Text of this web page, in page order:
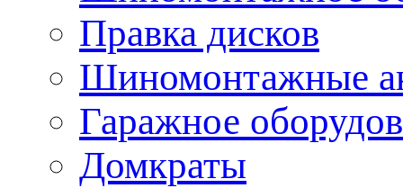
Правка дисков
Шиномонтажные
Гаражное
Домкраты